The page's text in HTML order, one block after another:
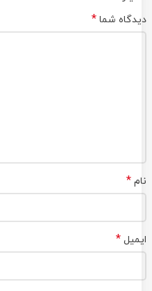
دیدگاه شما *
نام *
ایمیل *